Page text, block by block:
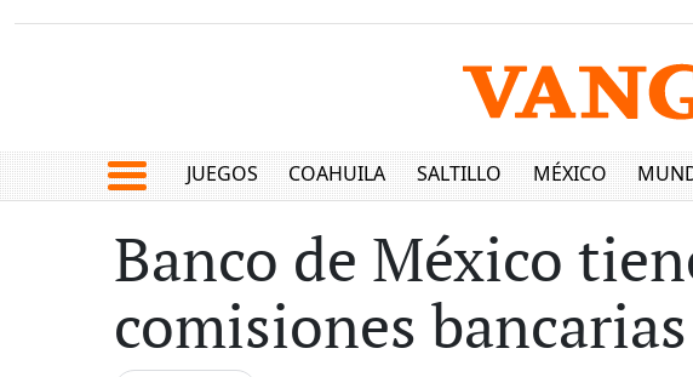
JUEGOS COAHUILA SALTILLO MÉXICO
Banco de México
comisiones bancarias